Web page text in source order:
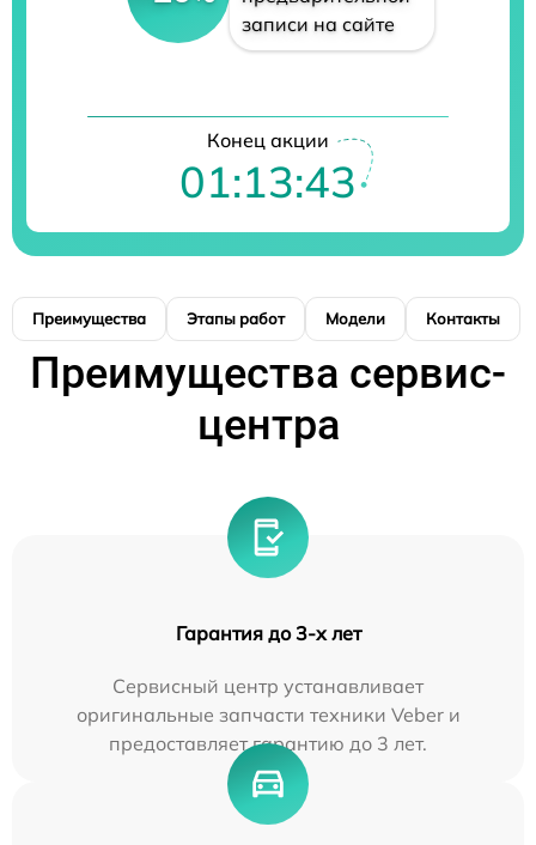
записи на сайте
Конец акции
01:13:42
Преимущества Этапы работ Модели Контакты
Преимущества сервис-
центра
Гарантия до 3-х лет
Сервисный центр устанавливает
оригинальные запчасти техники Veber и
предоставляет гарантию до 3 лет.